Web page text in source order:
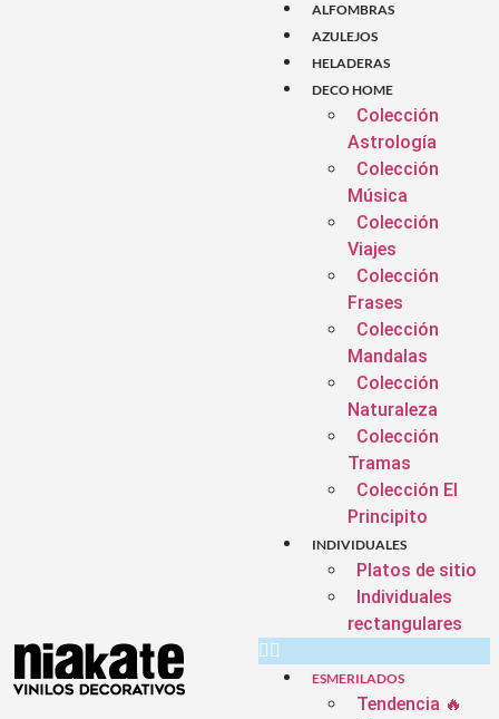
ALFOMBRAS
AZULEJOS
HELADERAS
DECO HOME
Colección
Astrología
Colección
Música
Colección
Viajes
Colección
Frases
Colección
Mandalas
Colección
Naturaleza
Colección
Tramas
Colección El
Principito
INDIVIDUALES
Platos de sitio
Individuales
rectangulares
ESMERILADOS
Tendencia 🔥